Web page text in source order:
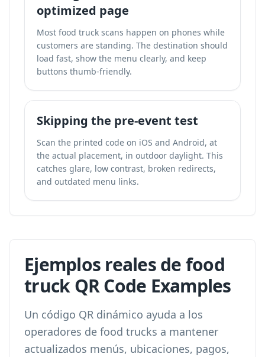
optimized page
Most food truck scans happen on phones while
customers are standing. The destination should
load fast, show the menu clearly, and keep
buttons thumb-friendly.
Skipping the pre-event test
Scan the printed code on iOS and Android, at
the actual placement, in outdoor daylight. This
catches glare, low contrast, broken redirects,
and outdated menu links.
Ejemplos reales de food
truck QR Code Examples
Un código QR dinámico ayuda a los
operadores de food trucks a mantener
actualizados menús, ubicaciones, pagos,